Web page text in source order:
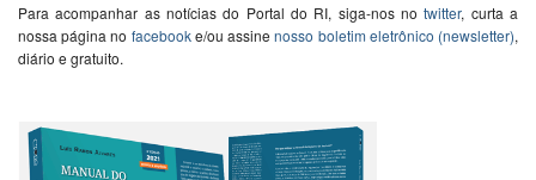
Para acompanhar as notícias do Portal do RI, siga-nos notwitter, curta a
nossa página no facebooke/ou assinenosso boletim eletrônico (newsletter),
diário e gratuito.